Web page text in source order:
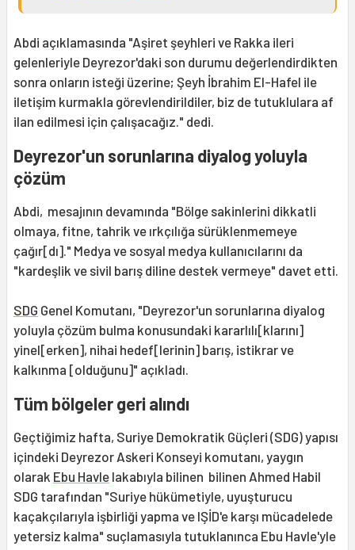
Abdi açıklamasında "Aşiret şeyhleri ​​ve Rakka ileri
gelenleriyle Deyrezor'daki son durumu değerlendirdikten
sonra onların isteği üzerine; Şeyh İbrahim El-Hafel ile
iletişim kurmakla görevlendirildiler, biz de tutuklulara af
ilan edilmesi için çalışacağız." dedi.
Deyrezor'un sorunlarına diyalog yoluyla
çözüm
Abdi, mesajının devamında "Bölge sakinlerini dikkatli
olmaya, fitne, tahrik ve ırkçılığa sürüklenmemeye
çağır[dı]." Medya ve sosyal medya kullanıcılarını da
"kardeşlik ve sivil barış diline destek vermeye" davet etti.
SDG Genel Komutanı, "Deyrezor'un sorunlarına diyalog
yoluyla çözüm bulma konusundaki kararlılı[klarını]
yinel[erken], nihai hedef[lerinin] barış, istikrar ve
kalkınma [olduğunu]" açıkladı.
Tüm bölgeler geri alındı
Geçtiğimiz hafta, Suriye Demokratik Güçleri (SDG) yapısı
içindeki Deyrezor Askeri Konseyi komutanı, yaygın
olarak Ebu Havle lakabıyla bilinen bilinen Ahmed Habil
SDG tarafından "Suriye hükümetiyle, uyuşturucu
kaçakçılarıyla işbirliği yapma ve IŞİD'e karşı mücadelede
yetersiz kalma" suçlamasıyla tutuklanınca Ebu Havle'yle